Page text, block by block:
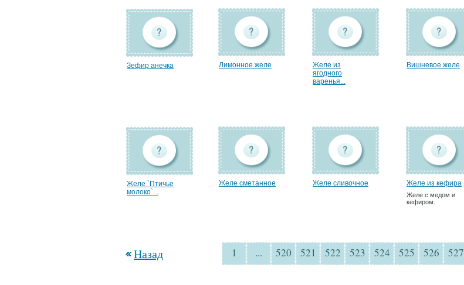
Зефиp анечка Лимонное желе
Желе из
ягодного
варенья...
Вишневое желе
Желе `Птичье
молоко`...
Желе сметанное Желе сливочное Желе из кефира
Желе с медом и
кефиром.
Назад 1 ... 520 521 522 523 524 525 526 527